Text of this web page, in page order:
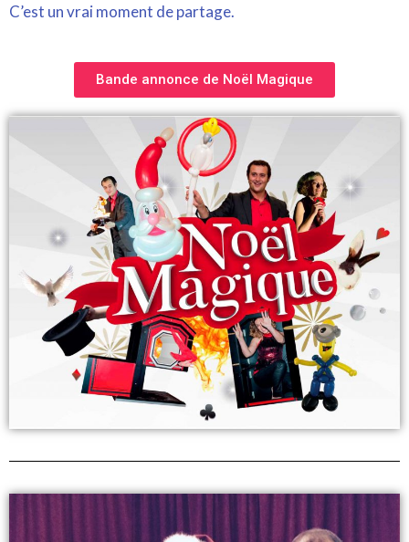
C’est un vrai moment de partage.
Bande annonce de Noël Magique